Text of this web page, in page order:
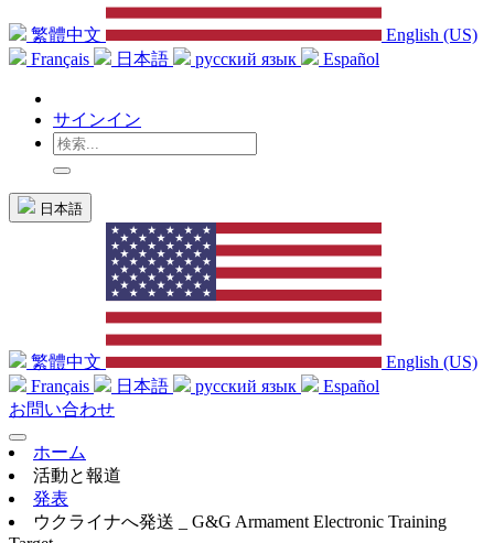
繁體中文
English (US)
Français
日本語 русский язык Español
サインイン
日本語
繁體中文
English (US)
Français
日本語 русский язык
Español
お問い合わせ
ホーム
活動と報道
発表
ウクライナへ発送 _ G&G Armament Electronic Training